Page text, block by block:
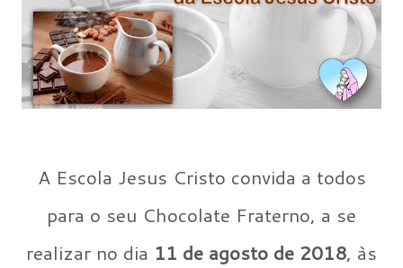
A Escola Jesus Cristo convida a todos
para o seu Chocolate Fraterno, a se
realizar no dia 11 de agosto de 2018, às